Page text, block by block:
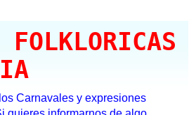
FOLKLORICAS
Carnavales y expresiones